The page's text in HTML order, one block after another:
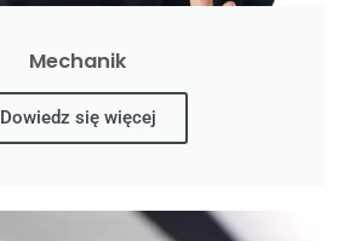
Mechanik
Dowiedz się więcej